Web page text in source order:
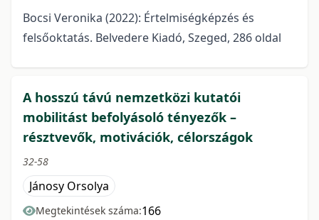
Bocsi Veronika (2022): Értelmiségképzés és
felsőoktatás. Belvedere Kiadó, Szeged, 286 oldal
A hosszú távú nemzetközi kutatói
mobilitást befolyásoló tényezők –
résztvevők, motivációk, célországok
32-58
Jánosy Orsolya
Megtekintések száma:166